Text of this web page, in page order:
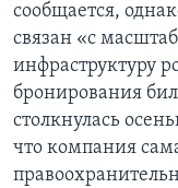
сообщается,
связан «с
инфраструктуру
бронирования
столкнулась
что компания